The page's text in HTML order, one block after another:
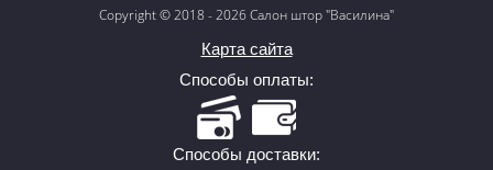
Copyright © 2018 - 2026 Салон штор "Василина"
Карта сайта
Способы оплаты:
Способы доставки: